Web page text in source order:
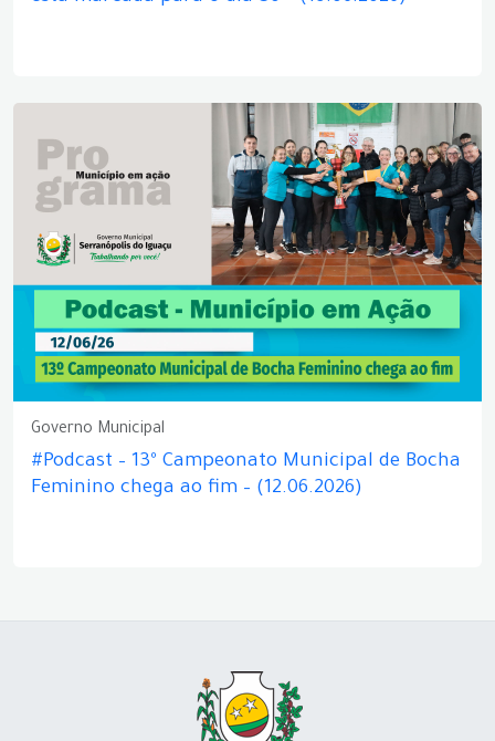
Governo Municipal
#Podcast – 13º Campeonato Municipal de Bocha
Feminino chega ao fim – (12.06.2026)